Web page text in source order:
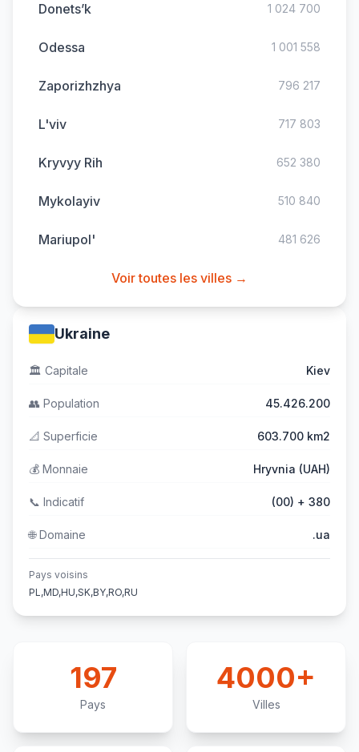
Donets’k 1 024 700
Odessa 1 001 558
Zaporizhzhya 796 217
L'viv 717 803
Kryvyy Rih 652 380
Mykolayiv 510 840
Mariupol' 481 626
Voir toutes les villes →
Ukraine
🏛️ Capitale Kiev
👥 Population 45.426.200
📐 Superficie 603.700 km2
💰 Monnaie Hryvnia (UAH)
📞 Indicatif (00) + 380
🌐Domaine .ua
Pays voisins
PL,MD,HU,SK,BY,RO,RU
197
Pays
4000+
Villes